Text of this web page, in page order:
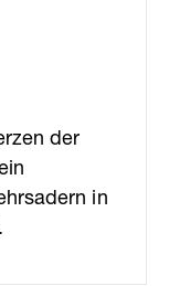
der
in